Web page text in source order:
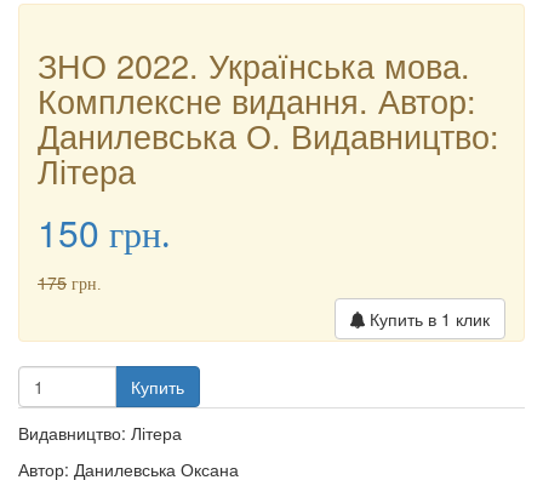
ЗНО 2022. Українська мова.
Комплексне видання. Автор:
Данилевська О. Видавництво:
Літера
150 грн.
175 грн.
Купить в 1 клик
Купить
Видавництво: Літера
Автор: Данилевська Оксана